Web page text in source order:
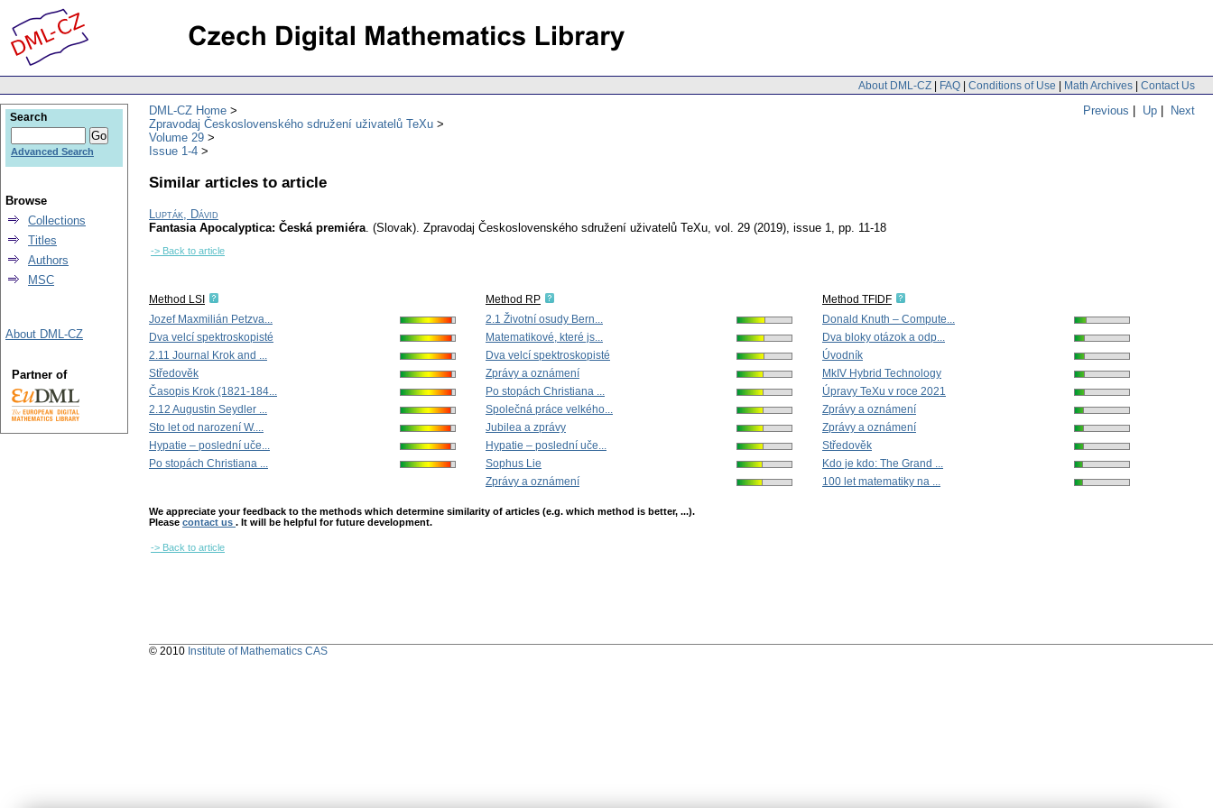
About DML-CZ | FAQ | Conditions of Use | Math Archives | Contact Us
Previous | Up | Next
DML-CZ Home
Zpravodaj Československého sdružení uživatelů TeXu
Volume 29
Issue 1-4
Similar articles to article
Lupták, Dávid
Fantasia Apocalyptica: Česká premiéra. (Slovak). Zpravodaj Československého sdružení uživatelů TeXu, vol. 29 (2019), issue 1, pp. 11-18
-> Back to article
Method LSI
Jozef Maxmilián Petzva...
Dva velcí spektroskopisté
2.11 Journal Krok and ...
Středověk
Časopis Krok (1821-184...
2.12 Augustin Seydler ...
Sto let od narození W....
Hypatie – poslední uče...
Po stopách Christiana ...
Method RP
2.1 Životní osudy Bern...
Matematikové, které js...
Dva velcí spektroskopisté
Zprávy a oznámení
Po stopách Christiana ...
Společná práce velkého...
Jubilea a zprávy
Hypatie – poslední uče...
Sophus Lie
Zprávy a oznámení
Method TFIDF
Donald Knuth – Compute...
Dva bloky otázok a odp...
Úvodník
MkIV Hybrid Technology
Úpravy TeXu v roce 2021
Zprávy a oznámení
Zprávy a oznámení
Středověk
Kdo je kdo: The Grand ...
100 let matematiky na ...
We appreciate your feedback to the methods which determine similarity of articles (e.g. which method is better, ...).
Please contact us . It will be helpful for future development.
-> Back to article
Search
Advanced Search
Browse
Collections
Titles
Authors
MSC
About DML-CZ
Partner of
© 2010 Institute of Mathematics CAS